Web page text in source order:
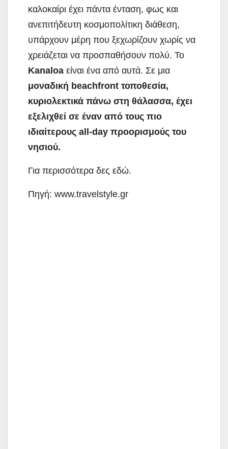
καλοκαίρι έχει πάντα ένταση, φως και
ανεπιτήδευτη κοσμοπολίτικη διάθεση,
υπάρχουν μέρη που ξεχωρίζουν χωρίς να
χρειάζεται να προσπαθήσουν πολύ. Το
Kanaloa είναι ένα από αυτά. Σε μια
μοναδική beachfront τοποθεσία,
κυριολεκτικά πάνω στη θάλασσα, έχει
εξελιχθεί σε έναν από τους πιο
ιδιαίτερους all-day προορισμούς του
νησιού.
Για περισσότερα δες εδώ.
Πηγή: www.travelstyle.gr